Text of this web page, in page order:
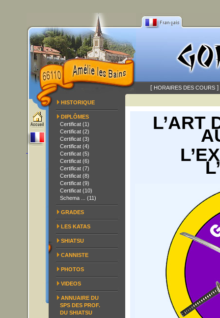
[ HORAIRES DES COURS ]
HISTORIQUE
DIPLÔMES
Certificat (1)
Certificat (2)
Certificat (3)
Certificat (4)
Certificat (5)
Certificat (6)
Certificat (7)
Certificat (8)
Certificat (9)
Certificat (10)
Schema ... (11)
GRADES
LES KATAS
SHIATSU
CANNISTE
PHOTOS
VIDEOS
ANNUAIRE DU
SPS DES PROF.
DU SHIATSU
L’ART